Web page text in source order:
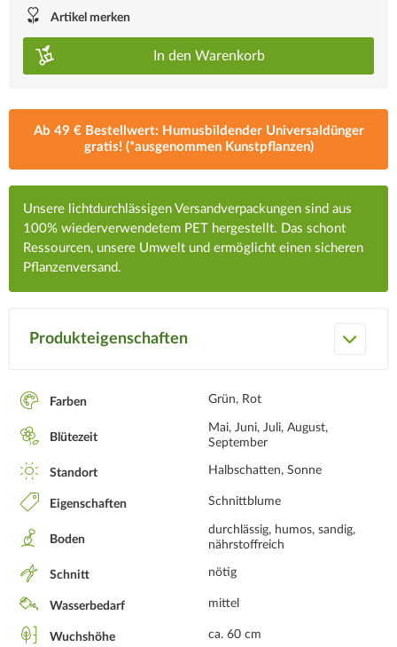
Artikel merken
In den Warenkorb
Ab 49 € Bestellwert: Humusbildender Universaldünger
gratis! (*ausgenommen Kunstpflanzen)
Unsere lichtdurchlässigen Versandverpackungen sind aus
100% wiederverwendetem PET hergestellt. Das schont
Ressourcen, unsere Umwelt und ermöglicht einen sicheren
Pflanzenversand.
Produkteigenschaften
Farben Grün, Rot
Blütezeit
Mai, Juni, Juli, August,
September
Standort Halbschatten, Sonne
Eigenschaften Schnittblume
Boden
durchlässig, humos, sandig,
nährstoffreich
Schnitt nötig
Wasserbedarf mittel
Wuchshöhe ca. 60 cm